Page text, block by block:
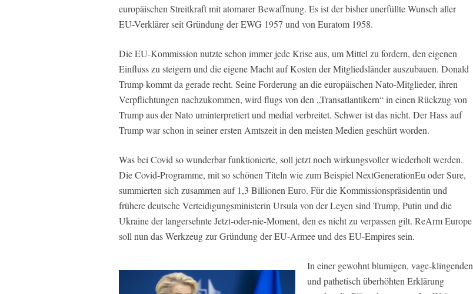
europäischen Streitkraft mit atomarer Bewaffnung. Es ist der bisher unerfüllte Wunsch aller
EU-Verklärer seit Gründung der EWG 1957 und von Euratom 1958.
Die EU-Kommission nutzte schon immer jede Krise aus, um Mittel zu fordern, den eigenen
Einfluss zu steigern und die eigene Macht auf Kosten der Mitgliedsländer auszubauen. Donald
Trump kommt da gerade recht. Seine Forderung an die europäischen Nato-Mitglieder, ihren
Verpflichtungen nachzukommen, wird flugs von den „Transatlantikern“ in einen Rückzug von
Trump aus der Nato uminterpretiert und medial verbreitet. Schwer ist das nicht. Der Hass auf
Trump war schon in seiner ersten Amtszeit in den meisten Medien geschürt worden.
Was bei Covid so wunderbar funktionierte, soll jetzt noch wirkungsvoller wiederholt werden.
Die Covid-Programme, mit so schönen Titeln wie zum Beispiel NextGenerationEu oder Sure,
summierten sich zusammen auf 1,3 Billionen Euro. Für die Kommissionspräsidentin und
frühere deutsche Verteidigungsministerin Ursula von der Leyen sind Trump, Putin und die
Ukraine der langersehnte Jetzt-oder-nie-Moment, den es nicht zu verpassen gilt. ReArm Europe
soll nun das Werkzeug zur Gründung der EU-Armee und des EU-Empires sein.
In einer gewohnt blumigen, vage-klingenden
und pathetisch überhöhten Erklärung